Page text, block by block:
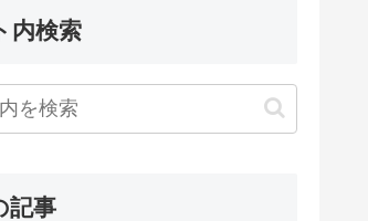
内検索
記事